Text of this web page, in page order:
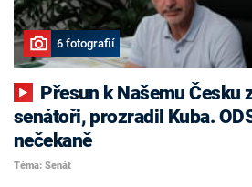
6 fotografií
senátoři, prozradil Kuba.
nečekaně
Téma: Senát